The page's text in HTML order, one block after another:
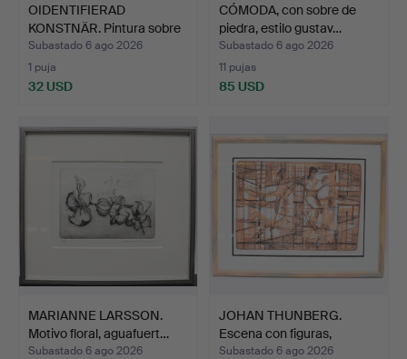
OIDENTIFIERAD
KONSTNÄR. Pintura sobre
pane…
Subastado 6 ago 2026
1 puja
32 USD
CÓMODA, con sobre de
piedra, estilo gustav…
Subastado 6 ago 2026
11 pujas
85 USD
MARIANNE LARSSON.
Motivo floral, aguafuert…
Subastado 6 ago 2026
JOHAN THUNBERG.
Escena con figuras,
firmad…
Subastado 6 ago 2026